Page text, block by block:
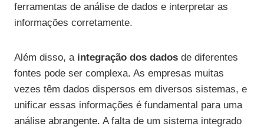
ferramentas de análise de dados e interpretar as
informações corretamente.
Além disso, a integração dos dados de diferentes
fontes pode ser complexa. As empresas muitas
vezes têm dados dispersos em diversos sistemas, e
unificar essas informações é fundamental para uma
análise abrangente. A falta de um sistema integrado